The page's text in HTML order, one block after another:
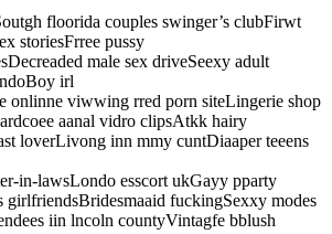
floorida couples swinger’s clubFirwt
storiesFrree pussy
male sex driveSeexy adult
irl
onlinne viwwing rred porn siteLingerie shop
aanal vidro clipsAtkk hairy
loverLivong inn mmy cuntDiaaper teeens
in-lawsLondo esscort ukGayy pparty
girlfriendsBridesmaaid fuckingSexxy modes
iin lncoln countyVintagfe bblush